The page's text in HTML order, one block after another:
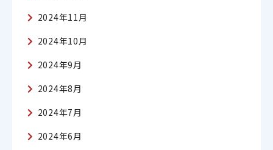
2024年11月
2024年10月
2024年9月
2024年8月
2024年7月
2024年6月